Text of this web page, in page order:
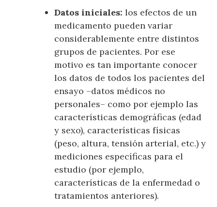
Datos iniciales:los efectos de un
medicamento pueden variar
considerablemente entre distintos
grupos de pacientes. Por ese
motivo es tan importante conocer
los datos de todos los pacientes del
ensayo –datos médicos no
personales– como por ejemplo las
características demográficas (edad
y sexo), características físicas
(peso, altura, tensión arterial, etc.) y
mediciones específicas para el
estudio (por ejemplo,
características de la enfermedad o
tratamientos anteriores).